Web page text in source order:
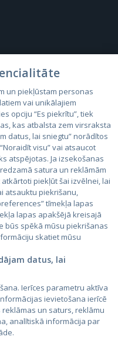
un piekļūstam personas
vai unikālajiem
opciju “Es piekrītu”, tiek
kas atbalsta zem virsraksta
datus, lai sniegtu” norādītos
visu” vai atsaucot
atspējotas. Ja izsekošanas
satura un reklāmām
piekļūt šai izvēlnei, lai
atsauktu piekrišanu,
tīmekļa lapas
lapas apakšējā kreisajā
būs spēkā mūsu piekrišanas
skatiet mūsu
datus, lai
Ierīces parametru aktīva
ievietošana ierīcē
un saturs, reklāmu
analītiskā informācija par